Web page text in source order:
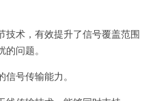
术，有效提升了信号覆盖范围
问题。
号传输能力。